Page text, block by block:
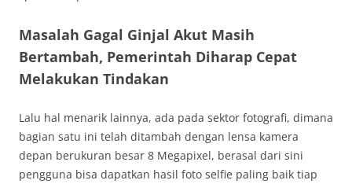
Masalah Gagal Ginjal Akut Masih
Bertambah, Pemerintah Diharap Cepat
Melakukan Tindakan
Lalu hal menarik lainnya, ada pada sektor fotografi, dimana
bagian satu ini telah ditambah dengan lensa kamera
depan berukuran besar 8 Megapixel, berasal dari sini
pengguna bisa dapatkan hasil foto selfie paling baik tiap